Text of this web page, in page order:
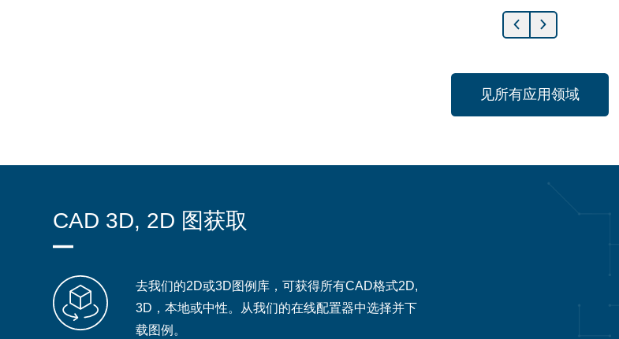
见所有应用领域
CAD 3D, 2D 图获取
去我们的2D或3D图例库，可获得所有CAD格式2D,
3D，本地或中性。从我们的在线配置器中选择并下
载图例。